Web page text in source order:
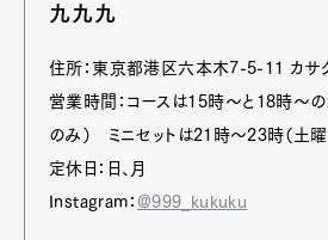
九九九
住所：東京都港区六本木7-5-11 カサ
営業時間：コースは15時〜と18時〜
のみ） ミニセットは21時〜23時（土
定休日：日、月
Instagram： @999_kukuku